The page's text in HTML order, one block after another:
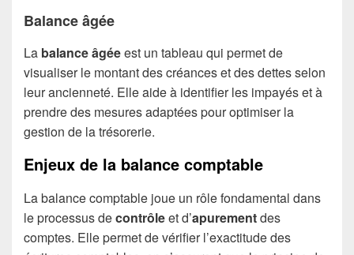
Balance âgée
La balance âgéeest un tableau qui permet de
visualiser le montant des créances et des dettes selon
leur ancienneté. Elle aide à identifier les impayés et à
prendre des mesures adaptées pour optimiser la
gestion de la trésorerie.
Enjeux de la balance comptable
La balance comptable joue un rôle fondamental dans
le processus decontrôleet d’apurementdes
comptes. Elle permet de vérifier l’exactitude des